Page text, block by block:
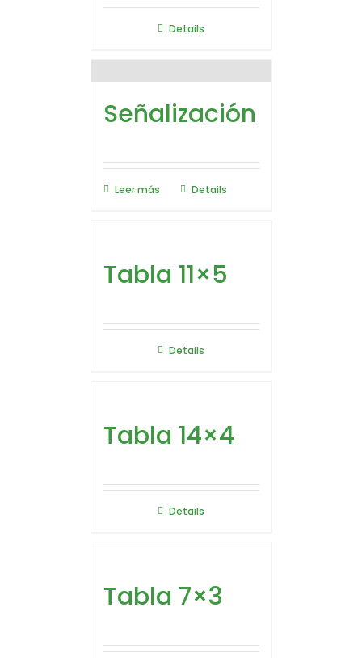
Details
Señalización
Leer más Details
Tabla 11×5
Details
Tabla 14×4
Details
Tabla 7×3